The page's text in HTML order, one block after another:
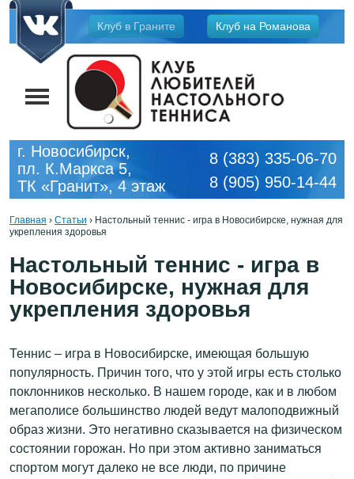
Jump
navigation
Клуб в Граните Клуб на Романова
г. Новосибирск,
пл. К.Маркса 5,
ТК «Гранит», 4 этаж
8 (383) 335-06-70
8 (905) 950-14-44
Вы
здесь
Главная › Статьи › Настольный теннис - игра в Новосибирске, нужная для
укрепления здоровья
Настольный теннис - игра в
Новосибирске, нужная для
укрепления здоровья
Теннис – игра в Новосибирске, имеющая большую
популярность. Причин того, что у этой игры есть столько
поклонников несколько. В нашем городе, как и в любом
мегаполисе большинство людей ведут малоподвижный
образ жизни. Это негативно сказывается на физическом
состоянии горожан. Но при этом активно заниматься
спортом могут далеко не все люди, по причине